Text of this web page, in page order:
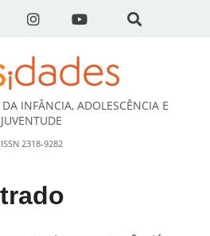
INFÂNCIA, ADOLESCÊNCIA E
JUVENTUDE
ISSN 2318-9282